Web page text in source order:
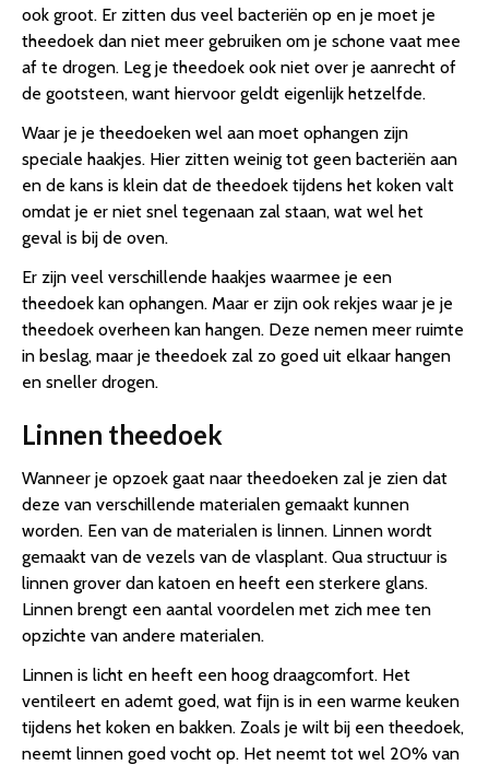
ook groot. Er zitten dus veel bacteriën op en je moet je
theedoek dan niet meer gebruiken om je schone vaat mee
af te drogen. Leg je theedoek ook niet over je aanrecht of
de gootsteen, want hiervoor geldt eigenlijk hetzelfde.
Waar je je theedoeken wel aan moet ophangen zijn
speciale haakjes. Hier zitten weinig tot geen bacteriën aan
en de kans is klein dat de theedoek tijdens het koken valt
omdat je er niet snel tegenaan zal staan, wat wel het
geval is bij de oven.
Er zijn veel verschillende haakjes waarmee je een
theedoek kan ophangen. Maar er zijn ook rekjes waar je je
theedoek overheen kan hangen. Deze nemen meer ruimte
in beslag, maar je theedoek zal zo goed uit elkaar hangen
en sneller drogen.
Linnen theedoek
Wanneer je opzoek gaat naar theedoeken zal je zien dat
deze van verschillende materialen gemaakt kunnen
worden. Een van de materialen is linnen. Linnen wordt
gemaakt van de vezels van de vlasplant. Qua structuur is
linnen grover dan katoen en heeft een sterkere glans.
Linnen brengt een aantal voordelen met zich mee ten
opzichte van andere materialen.
Linnen is licht en heeft een hoog draagcomfort. Het
ventileert en ademt goed, wat fijn is in een warme keuken
tijdens het koken en bakken. Zoals je wilt bij een theedoek,
neemt linnen goed vocht op. Het neemt tot wel 20% van